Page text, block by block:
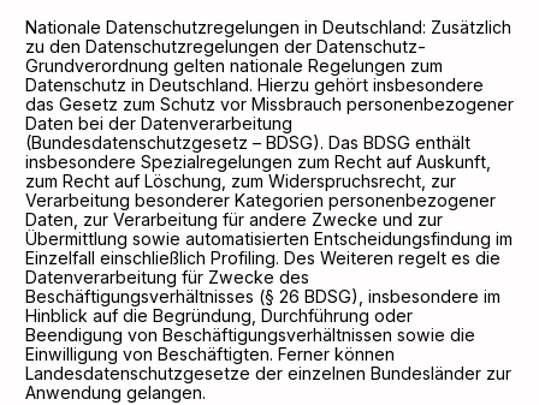
Nationale Datenschutzregelungen in Deutschland: Zusätzlich
zu den Datenschutzregelungen der Datenschutz-
Grundverordnung gelten nationale Regelungen zum
Datenschutz in Deutschland. Hierzu gehört insbesondere
das Gesetz zum Schutz vor Missbrauch personenbezogener
Daten bei der Datenverarbeitung
(Bundesdatenschutzgesetz – BDSG). Das BDSG enthält
insbesondere Spezialregelungen zum Recht auf Auskunft,
zum Recht auf Löschung, zum Widerspruchsrecht, zur
Verarbeitung besonderer Kategorien personenbezogener
Daten, zur Verarbeitung für andere Zwecke und zur
Übermittlung sowie automatisierten Entscheidungsfindung im
Einzelfall einschließlich Profiling. Des Weiteren regelt es die
Datenverarbeitung für Zwecke des
Beschäftigungsverhältnisses (§ 26 BDSG), insbesondere im
Hinblick auf die Begründung, Durchführung oder
Beendigung von Beschäftigungsverhältnissen sowie die
Einwilligung von Beschäftigten. Ferner können
Landesdatenschutzgesetze der einzelnen Bundesländer zur
Anwendung gelangen.